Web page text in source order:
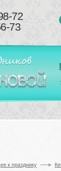
72
73
к празднику